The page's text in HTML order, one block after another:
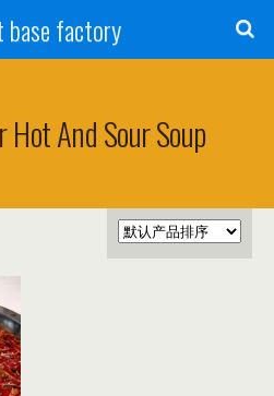
base factory
Hot And Sour Soup